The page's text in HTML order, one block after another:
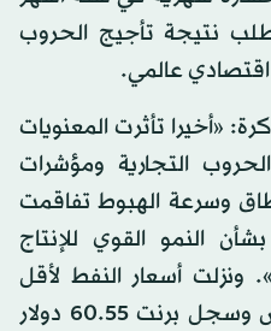
نتيجة تأجيج الحروب
اقتصادي عالمي.
«أخيرا تأثرت المعنويات
التجارية ومؤشرات
وسرعة الهبوط تفاقمت
النمو القوي للإنتاج
ونزلت أسعار النفط لأقل
مستوى في ثلاثة أشهر أمس وسجل برنت 60.55 دولار